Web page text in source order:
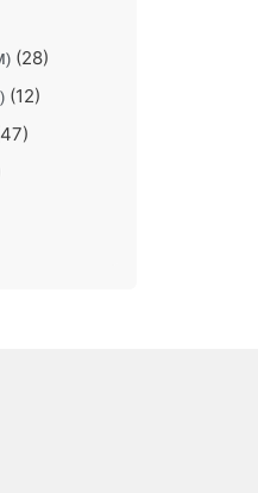
(28)
(12)